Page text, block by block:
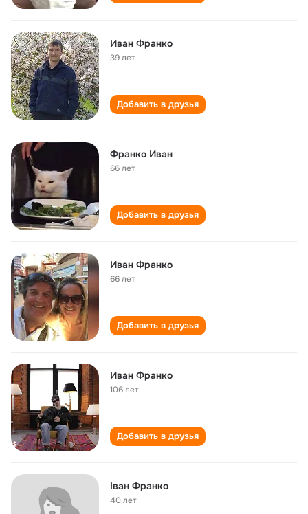
Иван Франко
39 лет
Добавить в друзья
Франко Иван
66 лет
Добавить в друзья
Иван Франко
66 лет
Добавить в друзья
Иван Франко
106 лет
Добавить в друзья
Іван Франко
40 лет